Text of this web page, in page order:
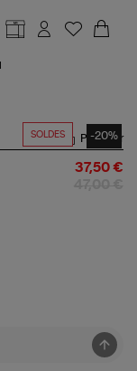
SOLDES -20%
Partager
37,50 €